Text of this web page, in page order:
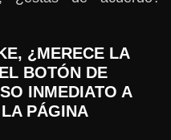
¿MERECE LA
BOTÓN DE
INMEDIATO A
PÁGINA